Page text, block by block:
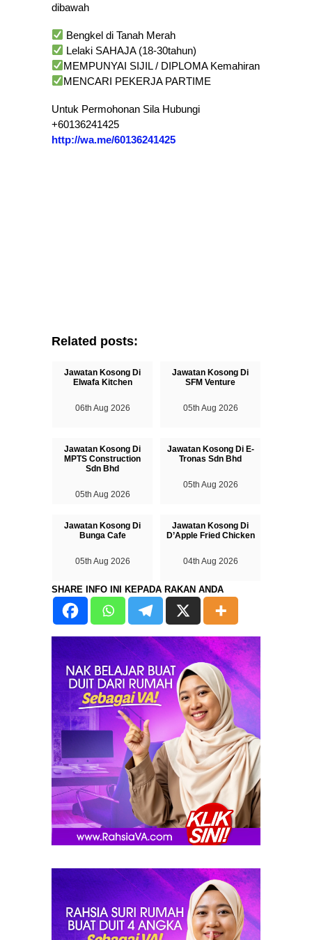
dibawah
Bengkel di Tanah Merah
Lelaki SAHAJA (18-30tahun)
MEMPUNYAI SIJIL / DIPLOMA Kemahiran
MENCARI PEKERJA PARTIME
Untuk Permohonan Sila Hubungi
+60136241425
http://wa.me/60136241425
Related posts:
Jawatan Kosong Di
Elwafa Kitchen
06th Aug 2026
Jawatan Kosong Di
SFM Venture
05th Aug 2026
Jawatan Kosong Di
MPTS Construction
Sdn Bhd
05th Aug 2026
Jawatan Kosong Di E-
Tronas Sdn Bhd
05th Aug 2026
Jawatan Kosong Di
Bunga Cafe
05th Aug 2026
Jawatan Kosong Di
D’Apple Fried Chicken
04th Aug 2026
SHARE INFO INI KEPADA RAKAN ANDA